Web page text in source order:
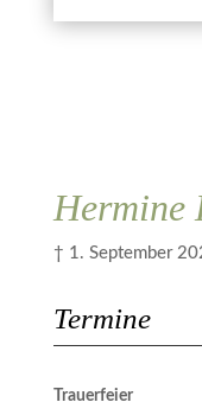
Hermine
† 1. September
Termine
Trauerfeier